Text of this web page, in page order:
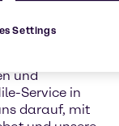
„Mit der
Ausstattung
und
Service in
darauf, mit
Settings